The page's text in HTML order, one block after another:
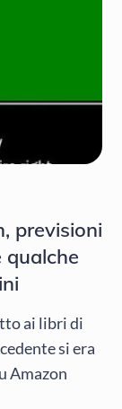
previsioni
qualche
ai libri di
si era
Amazon